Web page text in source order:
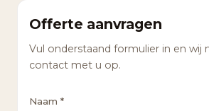
Offerte aanvragen
Vul onderstaand formulier in en wij
contact met u op.
Naam *